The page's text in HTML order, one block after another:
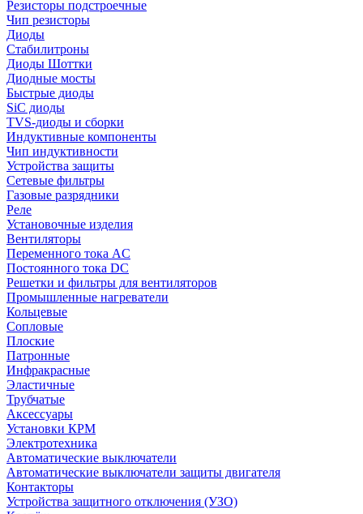
Резисторы подстроечные
Чип резисторы
Диоды
Стабилитроны
Диоды Шоттки
Диодные мосты
Быстрые диоды
SiC диоды
TVS-диоды и сборки
Индуктивные компоненты
Чип индуктивности
Устройства защиты
Сетевые фильтры
Газовые разрядники
Реле
Установочные изделия
Вентиляторы
Переменного тока AC
Постоянного тока DC
Решетки и фильтры для вентиляторов
Промышленные нагреватели
Кольцевые
Сопловые
Плоские
Патронные
Инфракрасные
Эластичные
Трубчатые
Аксессуары
Установки КРМ
Электротехника
Автоматические выключатели
Автоматические выключатели защиты двигателя
Контакторы
Устройства защитного отключения (УЗО)